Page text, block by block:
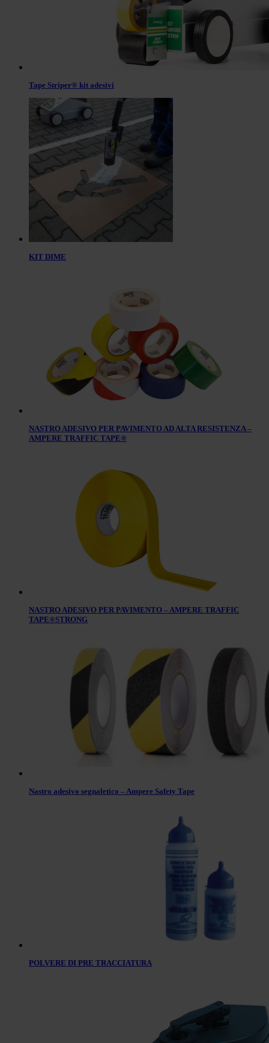
Tape Striper® kit adesivi
KIT DIME
NASTRO ADESIVO PER PAVIMENTO AD ALTA RESISTENZA –
AMPERE TRAFFIC TAPE®
NASTRO ADESIVO PER PAVIMENTO – AMPERE TRAFFIC
TAPE®STRONG
Nastro adesivo segnaletico – Ampere Safety Tape
POLVERE DI PRE TRACCIATURA